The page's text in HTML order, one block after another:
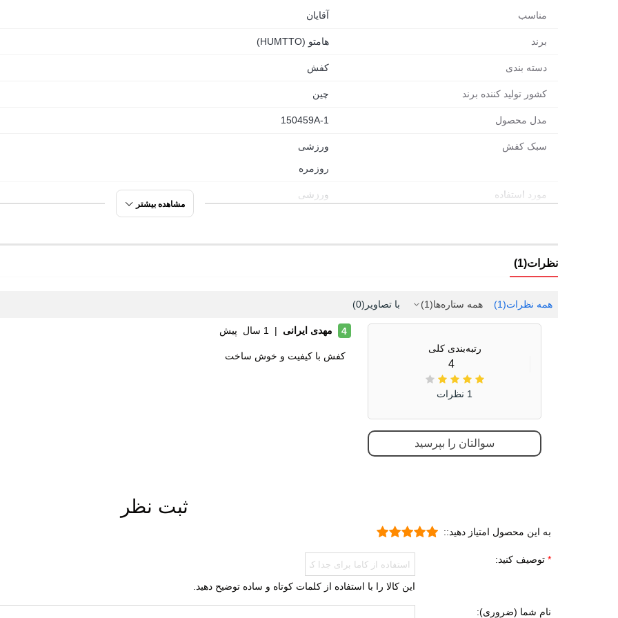
مناسب آقایان
برند هامتو (HUMTTO)
دسته بندی کفش
کشور تولید کننده برند چین
مدل محصول 150459A-1
سبک کفش
ورزشی
روزمره
مورد استفاده
ورزشی
دویدن
راحتی
ویژگی کفی داخلی کفش
ویژگی های زیره
انعطاف پذیر
آج دار
مقاوم در برابر سایش
مشاهده بیشتر
نظرات(1)
همه نظرات(1) همه ستاره‌ها(1) با تصاویر (0)
رتبه‌بندی کلی
4
1 نظرات
سوالتان را بپرسید
4 مهدی ایرانی | 1 سال پیش
کفش با کیفیت و خوش ساخت
ثبت نظر
به این محصول امتیاز دهید::
توصیف کنید:
این کالا را با استفاده از کلمات کوتاه و ساده توضیح دهید.
نام شما (ضروری):